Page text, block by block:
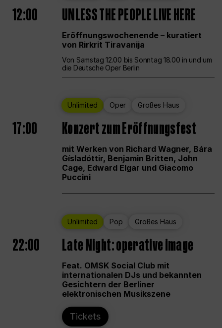
12:00 UNLESS THE PEOPLE LIVE HERE
Eröffnungswochenende – kuratiert
von Rirkrit Tiravanija
Von Samstag 12.00 bis Sonntag 18.00 in und um
die Deutsche Oper Berlin
Unlimited Oper Großes Haus
17:00 Konzert zum Eröffnungsfest
mit Werken von Richard Wagner, Bára
Gísladóttir, Benjamin Britten, John
Cage, Edward Elgar und Giacomo
Puccini
Unlimited Pop Großes Haus
22:00 Late Night: operative image
Feat. OMSK Social Club mit
internationalen DJs und bekannten
Gesichtern der Berliner
elektronischen Musikszene
Tickets